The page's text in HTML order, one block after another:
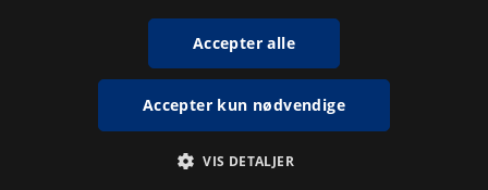
Accepter alle
Accepter kun nødvendige
VIS DETALJER